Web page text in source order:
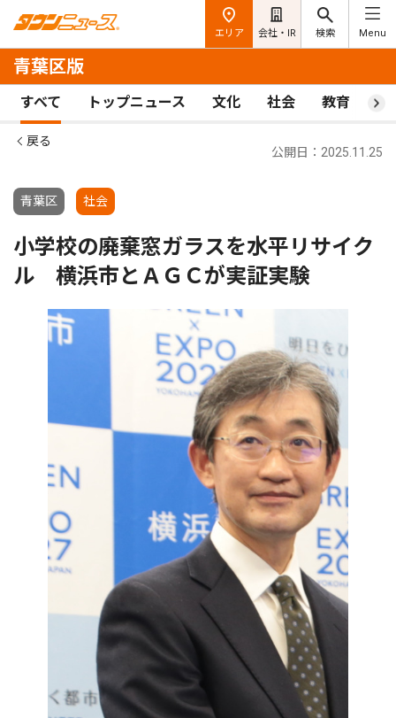
エリア 会社・IR 検索 Menu
青葉区版
すべて トップニュース 文化 社会 教育 ス
戻る
青葉区 社会
公開日：2025.11.25
小学校の廃棄窓ガラスを水平リサイク
ル 横浜市とＡＧＣが実証実験